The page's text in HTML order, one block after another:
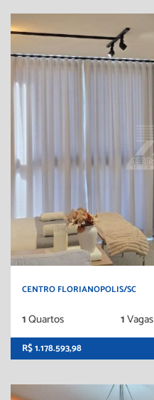
CENTRO FLORIANOPOLIS/SC
1Quartos 1Vagas
R$ 1.178.593,98